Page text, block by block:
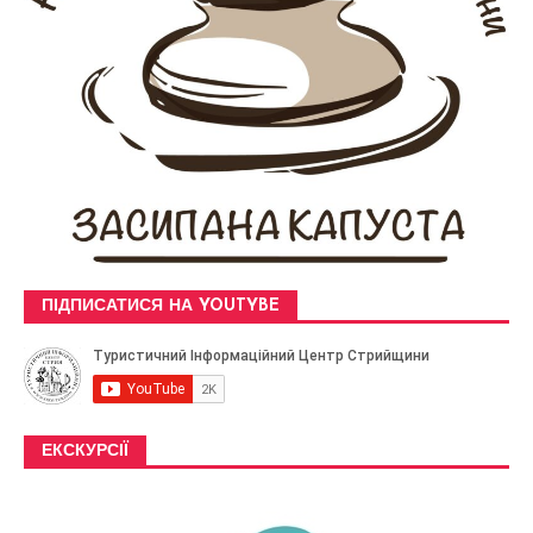
ПІДПИСАТИСЯ НА YOUTYBE
ЕКСКУРСІЇ